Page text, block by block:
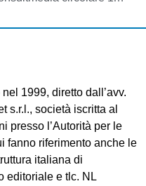
1999, diretto dall’avv.
s.r.l., società iscritta al
presso l’Autorità per le
fanno riferimento anche le
italiana di
editoriale e tlc. NL